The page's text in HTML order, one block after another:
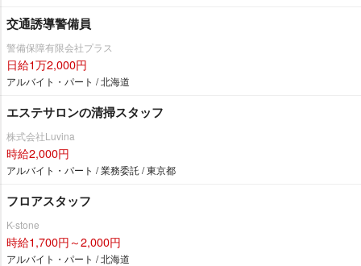
交通誘導警備員
警備保障有限会社プラス
日給1万2,000円
アルバイト・パート / 北海道
エステサロンの清掃スタッフ
株式会社Luvina
時給2,000円
アルバイト・パート / 業務委託 / 東京都
フロアスタッフ
K-stone
時給1,700円～2,000円
アルバイト・パート / 北海道